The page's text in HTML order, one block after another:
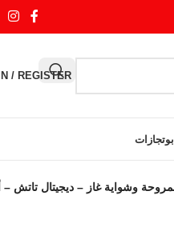
/ REGISTER
بوتجازات
60 سم – فضي – بالمروحة وشواية غاز –